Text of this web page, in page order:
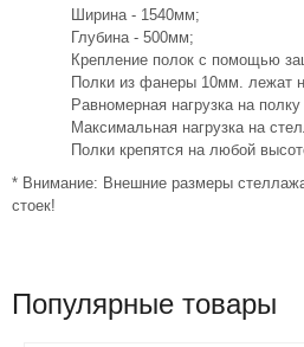
Ширина - 1540мм;
Глубина - 500мм;
Крепление полок с помощью
Полки из фанеры 10мм. лежат
Равномерная нагрузка на полку
Максимальная нагрузка на
Полки крепятся на любой
* Внимание: Внешние размеры
стоек!
Популярные товары